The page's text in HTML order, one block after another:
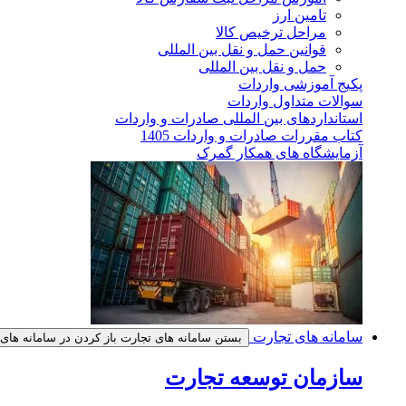
تامین ارز
مراحل ترخیص کالا
قوانین حمل و نقل بین المللی
حمل و نقل بین المللی
پکیج آموزشی واردات
سوالات متداول واردات
استانداردهای بین المللی صادرات و واردات
کتاب مقررات صادرات و واردات 1405
آزمایشگاه های همکار گمرک
سامانه های تجارت بستن سامانه های تجارت باز کردن در سامانه
سازمان توسعه تجارت